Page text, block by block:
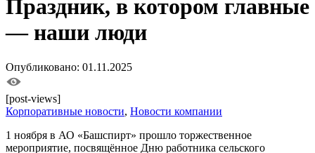
Праздник, в котором главные
— наши люди
Опубликовано: 01.11.2025
[post-views]
Корпоративные новости, Новости компании
1 ноября в АО «Башспирт» прошло торжественное
мероприятие, посвящённое Дню работника сельского